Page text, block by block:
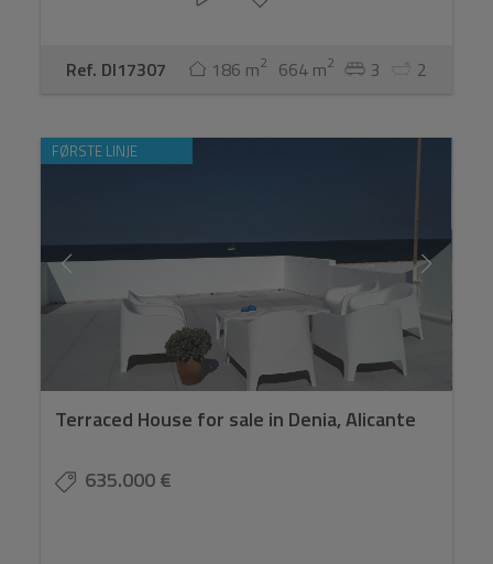
Ref. DI17307 186 m2 664 m2 3 2
FØRSTE LINJE
Terraced House for sale in Denia, Alicante
635.000 €